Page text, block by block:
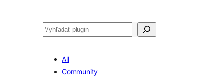
Hľadať
All
Community